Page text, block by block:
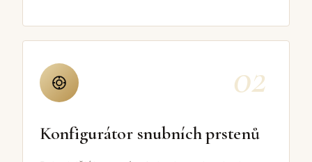
02
Konfigurátor snubních prstenů